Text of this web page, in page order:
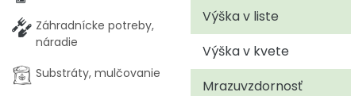
Výška v liste
Výška v kvete
Mrazuvzdornosť
Záhradnícke potreby,
náradie
Substráty, mulčovanie